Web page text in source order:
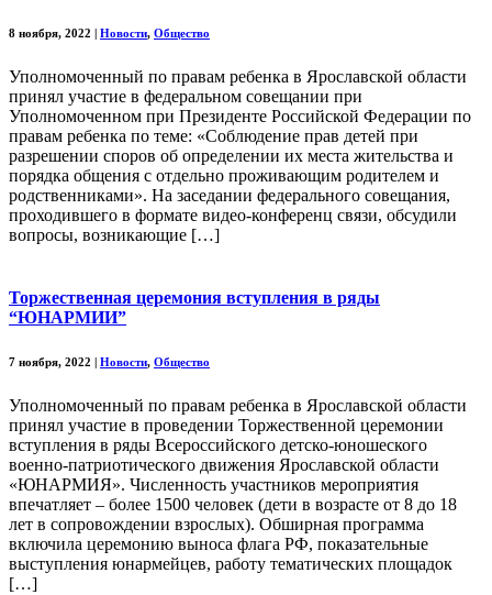
8 ноября, 2022 Новости, Общество
Уполномоченный по правам ребенка в Ярославской области
принял участие в федеральном совещании при
Уполномоченном при Президенте Российской Федерации по
правам ребенка по теме: «Соблюдение прав детей при
разрешении споров об определении их места жительства и
порядка общения с отдельно проживающим родителем и
родственниками». На заседании федерального совещания,
проходившего в формате видео-конференц связи, обсудили
вопросы, возникающие […]
Торжественная церемония вступления в ряды
“ЮНАРМИИ”
7 ноября, 2022 Новости, Общество
Уполномоченный по правам ребенка в Ярославской области
принял участие в проведении Торжественной церемонии
вступления в ряды Всероссийского детско-юношеского
военно-патриотического движения Ярославской области
«ЮНАРМИЯ». Численность участников мероприятия
впечатляет – более 1500 человек (дети в возрасте от 8 до 18
лет в сопровождении взрослых). Обширная программа
включила церемонию выноса флага РФ, показательные
выступления юнармейцев, работу тематических площадок
[…]